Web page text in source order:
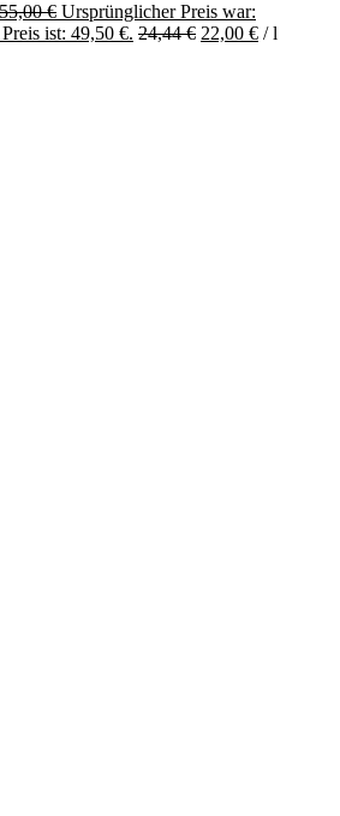
55,00€ Ursprünglicher Preis war:
ist: 49,50 €. 24,44€ 22,00 € /l